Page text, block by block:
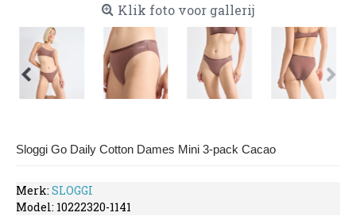
Klik foto voor gallerij
Sloggi Go Daily Cotton Dames Mini 3-pack Cacao
Merk: SLOGGI
Model: 10222320-1141